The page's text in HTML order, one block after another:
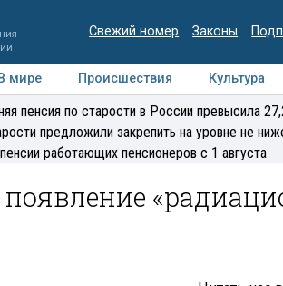
Свежий номер Законы
В мире Происшествия Культура
Медиацентр Интервью
пенсия по старости в России превысила
предложили закрепить на уровне не
работающих пенсионеров с 1 августа